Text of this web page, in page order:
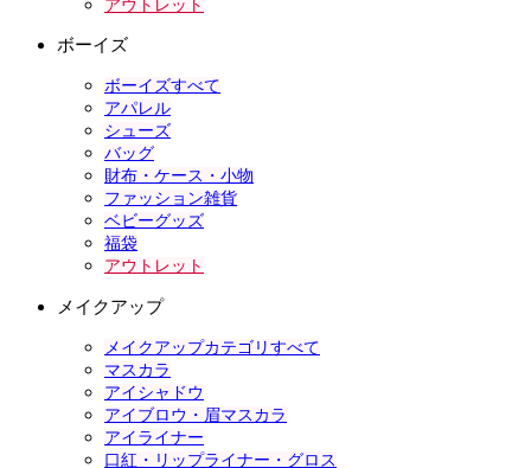
アウトレット
ボーイズ
ボーイズすべて
アパレル
シューズ
バッグ
財布・ケース・小物
ファッション雑貨
ベビーグッズ
福袋
アウトレット
メイクアップ
メイクアップカテゴリすべて
マスカラ
アイシャドウ
アイブロウ・眉マスカラ
アイライナー
口紅・リップライナー・グロス